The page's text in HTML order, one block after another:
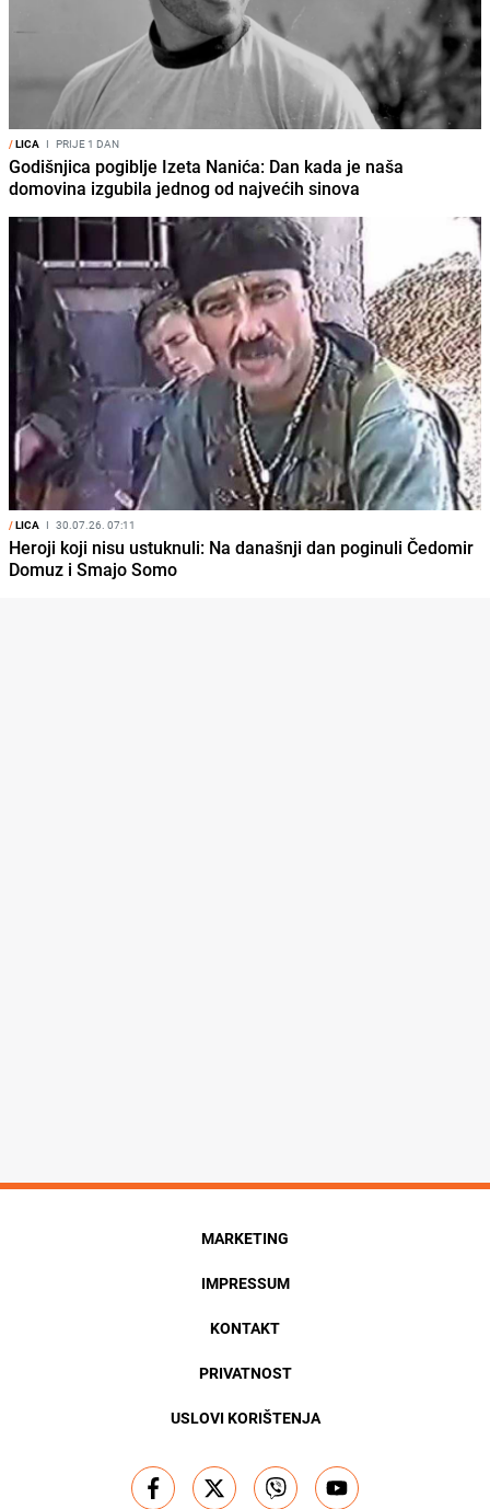
/LICA I PRIJE 1 DAN
Godišnjica pogiblje Izeta Nanića: Dan kada je naša
domovina izgubila jednog od najvećih sinova
/LICA I 30.07.26. 07:11
Heroji koji nisu ustuknuli: Na današnji dan poginuli Čedomir
Domuz i Smajo Somo
MARKETING
IMPRESSUM
KONTAKT
PRIVATNOST
USLOVI KORIŠTENJA